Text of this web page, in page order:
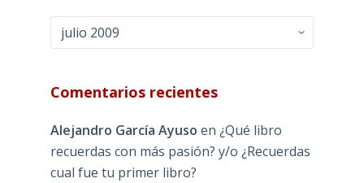
Archivos
Comentarios recientes
Alejandro García Ayuso en ¿Qué libro
recuerdas con más pasión? y/o ¿Recuerdas
cual fue tu primer libro?